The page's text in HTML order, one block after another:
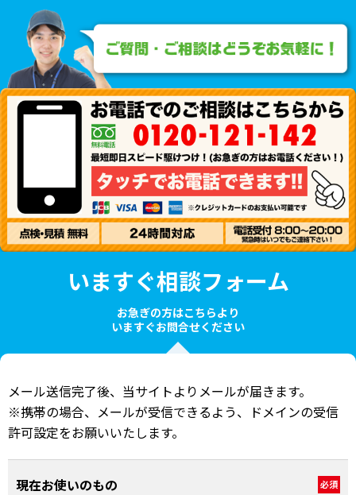
いますぐ相談フォーム
お急ぎの方はこちらより
いますぐお問合せください
メール送信完了後、当サイトよりメールが届きます。
※携帯の場合、メールが受信できるよう、ドメインの受信
許可設定をお願いいたします。
現在お使いのもの 必須